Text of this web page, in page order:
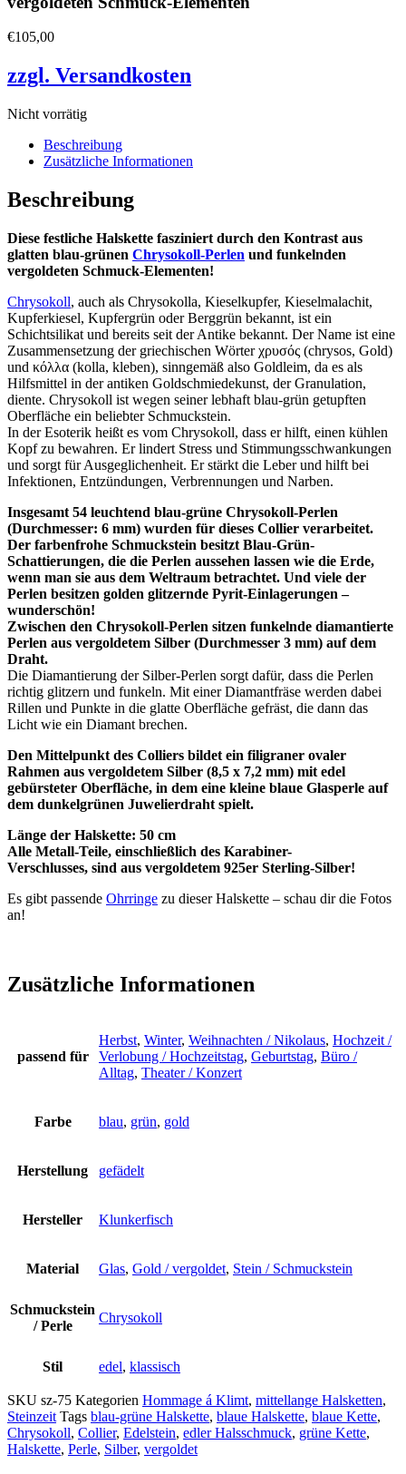
€105,00
zzgl. Versandkosten
Nicht vorrätig
Beschreibung
Zusätzliche Informationen
Beschreibung
Diese festliche Halskette fasziniert durch den Kontrast aus
glatten blau-grünen Chrysokoll-Perlen und funkelnden
vergoldeten Schmuck-Elementen!
Chrysokoll, auch als Chrysokolla, Kieselkupfer, Kieselmalachit,
Kupferkiesel, Kupfergrün oder Berggrün bekannt, ist ein
Schichtsilikat und bereits seit der Antike bekannt. Der Name ist eine
Zusammensetzung der griechischen Wörter χρυσός (chrysos, Gold)
und κόλλα (kolla, kleben), sinngemäß also Goldleim, da es als
Hilfsmittel in der antiken Goldschmiedekunst, der Granulation,
diente. Chrysokoll ist wegen seiner lebhaft blau-grün getupften
Oberfläche ein beliebter Schmuckstein.
In der Esoterik heißt es vom Chrysokoll, dass er hilft, einen kühlen
Kopf zu bewahren. Er lindert Stress und Stimmungsschwankungen
und sorgt für Ausgeglichenheit. Er stärkt die Leber und hilft bei
Infektionen, Entzündungen, Verbrennungen und Narben.
Insgesamt 54 leuchtend blau-grüne Chrysokoll-Perlen
(Durchmesser: 6 mm) wurden für dieses Collier verarbeitet.
Der farbenfrohe Schmuckstein besitzt Blau-Grün-
Schattierungen, die die Perlen aussehen lassen wie die Erde,
wenn man sie aus dem Weltraum betrachtet. Und viele der
Perlen besitzen golden glitzernde Pyrit-Einlagerungen –
wunderschön!
Zwischen den Chrysokoll-Perlen sitzen funkelnde diamantierte
Perlen aus vergoldetem Silber (Durchmesser 3 mm) auf dem
Draht.
Die Diamantierung der Silber-Perlen sorgt dafür, dass die Perlen
richtig glitzern und funkeln. Mit einer Diamantfräse werden dabei
Rillen und Punkte in die glatte Oberfläche gefräst, die dann das
Licht wie ein Diamant brechen.
Den Mittelpunkt des Colliers bildet ein filigraner ovaler
Rahmen aus vergoldetem Silber (8,5 x 7,2 mm) mit edel
gebürsteter Oberfläche, in dem eine kleine blaue Glasperle auf
dem dunkelgrünen Juwelierdraht spielt.
Länge der Halskette: 50 cm
Alle Metall-Teile, einschließlich des Karabiner-
Verschlusses, sind aus vergoldetem 925er Sterling-Silber!
Es gibt passende Ohrringe zu dieser Halskette – schau dir die Fotos
an!
Zusätzliche Informationen
passend für
Herbst, Winter, Weihnachten / Nikolaus, Hochzeit /
Verlobung / Hochzeitstag, Geburtstag, Büro /
Alltag, Theater / Konzert
Farbe blau, grün, gold
Herstellung gefädelt
Hersteller Klunkerfisch
Material Glas, Gold / vergoldet, Stein / Schmuckstein
Schmuckstein
/ Perle
Chrysokoll
Stil edel, klassisch
SKU sz-75 Kategorien Hommage á Klimt, mittellange Halsketten,
Steinzeit Tags blau-grüne Halskette, blaue Halskette, blaue Kette,
Chrysokoll, Collier, Edelstein, edler Halsschmuck, grüne Kette,
Halskette, Perle, Silber, vergoldet